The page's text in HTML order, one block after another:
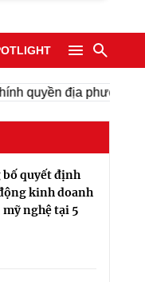
địa phương 2 cấp
bố quyết định
kinh doanh
nghệ tại 5